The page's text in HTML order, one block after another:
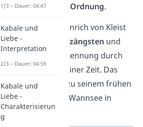
gesellschaftlicher Ordnung.
Privat kämpfte Heinrich von Kleist
jedoch mit
Existenzängsten und
mangelnder Anerkennung durch
andere Autoren seiner Zeit. Das
führte schließlich zu seinem frühen
Suizid
am Kleinen Wannsee in
Berlin.
1/3 – Dauer: 04:47
Kabale und
Liebe -
Interpretation
2/3 – Dauer: 04:59
Kabale und
Liebe -
Charakterisierun
g